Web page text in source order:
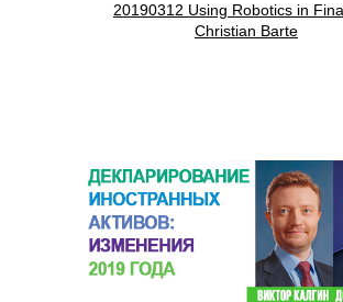
20190312 Using Robotics in
Christian Barte